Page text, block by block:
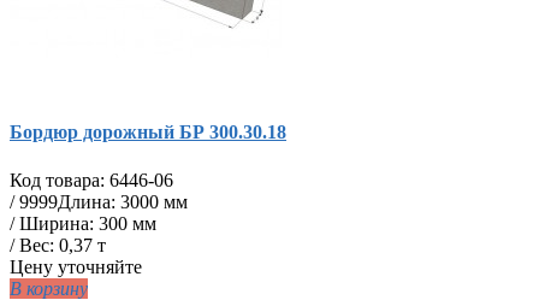
Бордюр дорожный БР 300.30.18
Код товара: 6446-06
/9999Длина: 3000 мм
/ Ширина: 300 мм
/ Вес: 0,37 т
Цену уточняйте
В корзину